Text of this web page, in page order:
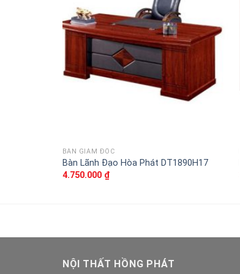
phẩm
yêu
thích
BÀN GIÁM ĐỐC
Bàn Lãnh Đạo Hòa Phát DT1890H17
4.750.000 ₫
NỘI THẤT HỒNG PHÁT